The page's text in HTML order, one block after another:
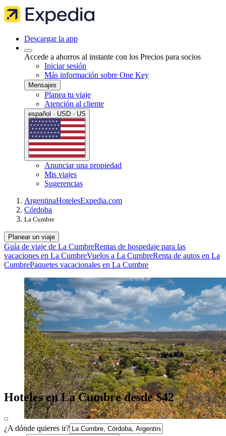
Descargar la app
Accede a ahorros al instante con los Precios para socios
Iniciar sesión
Más información sobre One Key
Mensajes
Planea tu viaje
Atención al cliente
español · USD · US
Anunciar una propiedad
Mis viajes
Sugerencias
ArgentinaHotelesExpedia.com
Córdoba
La Cumbre
Planear un viaje
Guía de viaje de La CumbreRentas de hospedaje para las
vacaciones en La CumbreVuelos a La CumbreRenta de autos en La
CumbrePaquetes vacacionales en La Cumbre
Hoteles en La Cumbre desde $42
¿A dónde quieres ir?